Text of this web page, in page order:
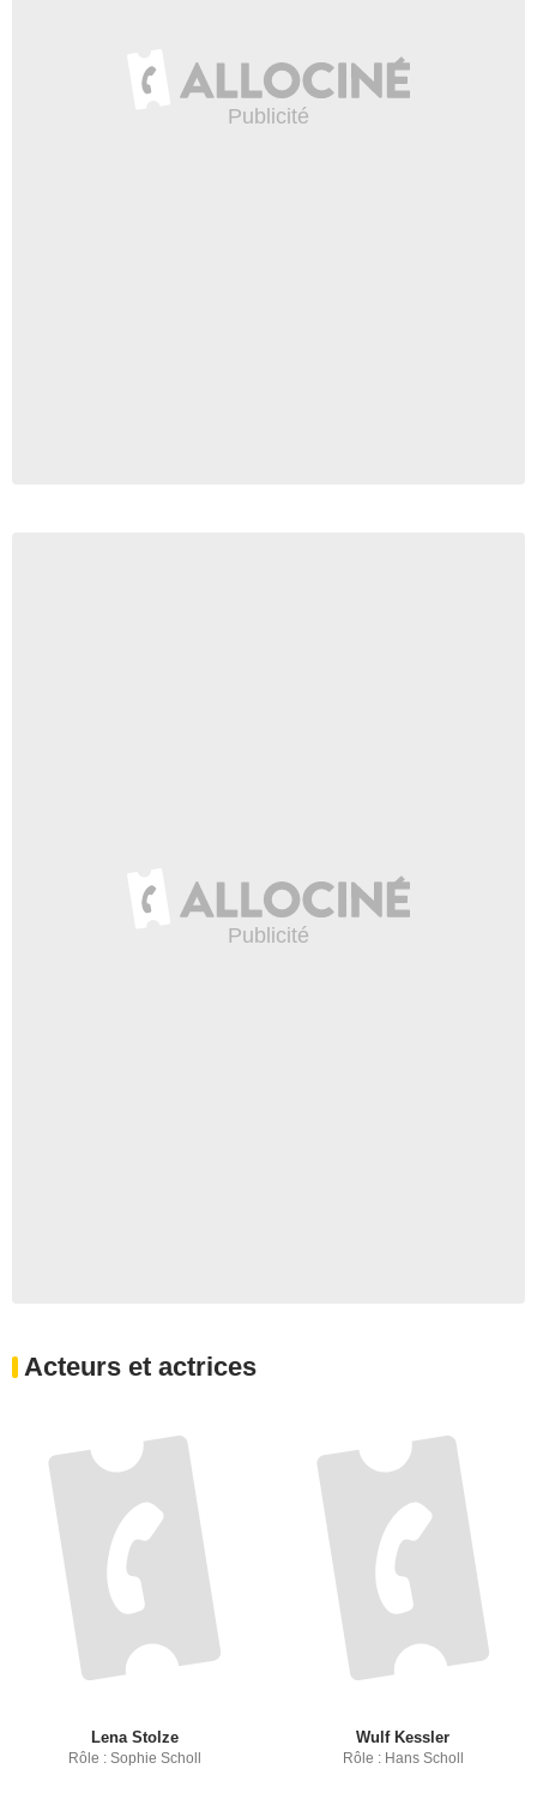
Acteurs et actrices
Lena Stolze
Rôle : Sophie Scholl
Wulf Kessler
Rôle : Hans Scholl